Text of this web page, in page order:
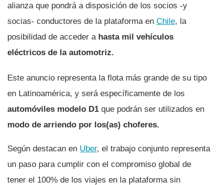
alianza que pondrá a disposición de los socios -y
socias- conductores de la plataforma en Chile, la
posibilidad de acceder a hasta mil vehículos
eléctricos de la automotriz.
Este anuncio representa la flota más grande de su tipo
en Latinoamérica, y será específicamente de los
automóviles modelo D1 que podrán ser utilizados en
modo de arriendo por los(as) choferes.
Según destacan en Uber, el trabajo conjunto representa
un paso para cumplir con el compromiso global de
tener el 100% de los viajes en la plataforma sin